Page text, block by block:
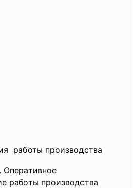
работы производства
Оперативное
работы производства